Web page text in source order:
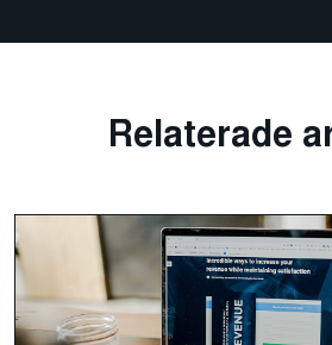
Relaterade